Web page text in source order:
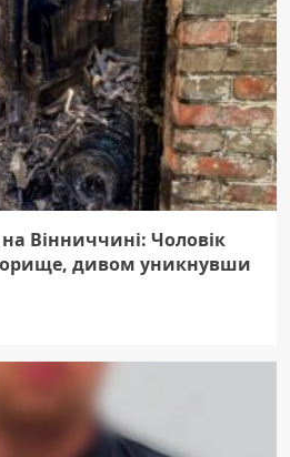
Вінниччині: Чоловік
дивом уникнувши